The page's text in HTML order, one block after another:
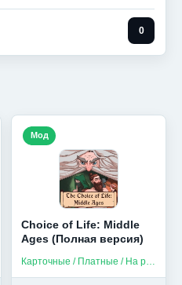
0
Choice of Life: Middle
Ages (Полная версия)
Мод